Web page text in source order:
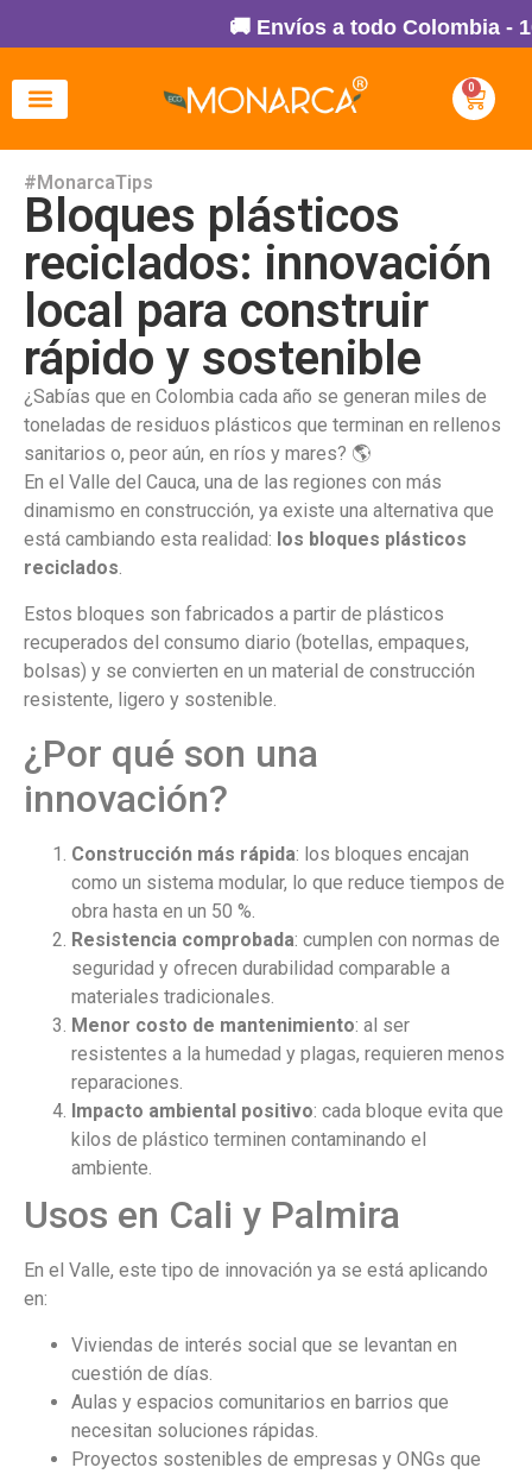
🚚 Envíos a todo Colombia -
0
#MonarcaTips
Bloques plásticos
reciclados: innovación
local para construir
rápido y sostenible
¿Sabías que en Colombia cada año se generan miles de
toneladas de residuos plásticos que terminan en rellenos
sanitarios o, peor aún, en ríos y mares? 🌎
En el Valle del Cauca, una de las regiones con más
dinamismo en construcción, ya existe una alternativa que
está cambiando esta realidad: los bloques plásticos
reciclados.
Estos bloques son fabricados a partir de plásticos
recuperados del consumo diario (botellas, empaques,
bolsas) y se convierten en un material de construcción
resistente, ligero y sostenible.
¿Por qué son una
innovación?
Construcción más rápida: los bloques encajan
como un sistema modular, lo que reduce tiempos de
obra hasta en un 50 %.
Resistencia comprobada: cumplen con normas de
seguridad y ofrecen durabilidad comparable a
materiales tradicionales.
Menor costo de mantenimiento: al ser
resistentes a la humedad y plagas, requieren menos
reparaciones.
Impacto ambiental positivo: cada bloque evita que
kilos de plástico terminen contaminando el
ambiente.
Usos en Cali y Palmira
En el Valle, este tipo de innovación ya se está aplicando
en:
Viviendas de interés social que se levantan en
cuestión de días.
Aulas y espacios comunitarios en barrios que
necesitan soluciones rápidas.
Proyectos sostenibles de empresas y ONGs que